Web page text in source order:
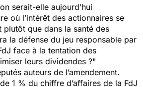
serait-elle aujourd’hui
où l’intérêt des actionnaires se
plutôt que dans la santé des
la défense du jeu responsable par
face à la tentation des
leurs dividendes ?"
auteurs de l’amendement.
1 % du chiffre d’affaires de la FdJ